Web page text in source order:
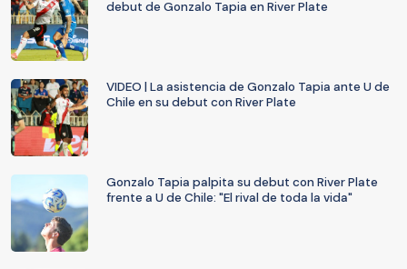
debut de Gonzalo Tapia en River Plate
VIDEO | La asistencia de Gonzalo Tapia ante U de
Chile en su debut con River Plate
Gonzalo Tapia palpita su debut con River Plate
frente a U de Chile: "El rival de toda la vida"